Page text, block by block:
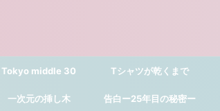
Tokyo middle 30 Tシャツが乾くまで
一次元の挿し木 告白ー25年目の秘密ー